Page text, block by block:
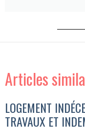
Articles
LOGEMENT
TRAVAUX ET